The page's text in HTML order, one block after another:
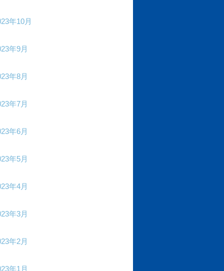
年10月
年9月
年8月
年7月
年6月
年5月
年4月
年3月
年2月
年1月